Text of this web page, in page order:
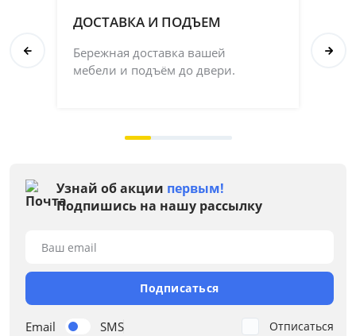
ДОСТАВКА И ПОДЪЕМ
Бережная доставка вашей
мебели и подъём до двери.
Узнай об акции первым!
Подпишись на нашу рассылку
Email SMS
Ваш email
Подписаться
Отписаться